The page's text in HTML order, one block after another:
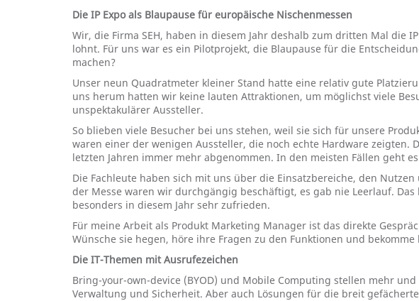
Die IP Expo als Blaupause für europäische Nischenmessen
Wir, die Firma SEH, haben in diesem Jahr deshalb zum dritten Mal die
lohnt. Für uns war es ein Pilotprojekt, die Blaupause für die
machen?
Unser neun Quadratmeter kleiner Stand hatte eine relativ gute
uns herum hatten wir keine lauten Attraktionen, um möglichst viele
unspektakulärer Aussteller.
So blieben viele Besucher bei uns stehen, weil sie sich für unsere
waren einer der wenigen Aussteller, die noch echte Hardware zeigten.
letzten Jahren immer mehr abgenommen. In den meisten Fällen geht
Die Fachleute haben sich mit uns über die Einsatzbereiche, den
der Messe waren wir durchgängig beschäftigt, es gab nie Leerlauf.
besonders in diesem Jahr sehr zufrieden.
Für meine Arbeit als Produkt Marketing Manager ist das direkte
Wünsche sie hegen, höre ihre Fragen zu den Funktionen und
Die IT-Themen mit Ausrufezeichen
Bring-your-own-device (BYOD) und Mobile Computing stellen mehr
Verwaltung und Sicherheit. Aber auch Lösungen für die breit